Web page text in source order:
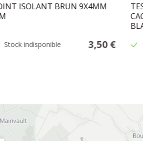
ISOLANT BRUN 9X4MM
Stock indisponible 3,50 €